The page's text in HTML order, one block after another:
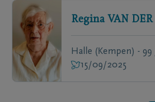
Regina VAN
Halle (Kempen) - 99
15/09/2025